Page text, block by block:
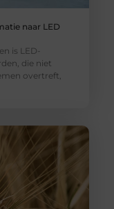
naar LED
is LED-
die niet
overtreft,